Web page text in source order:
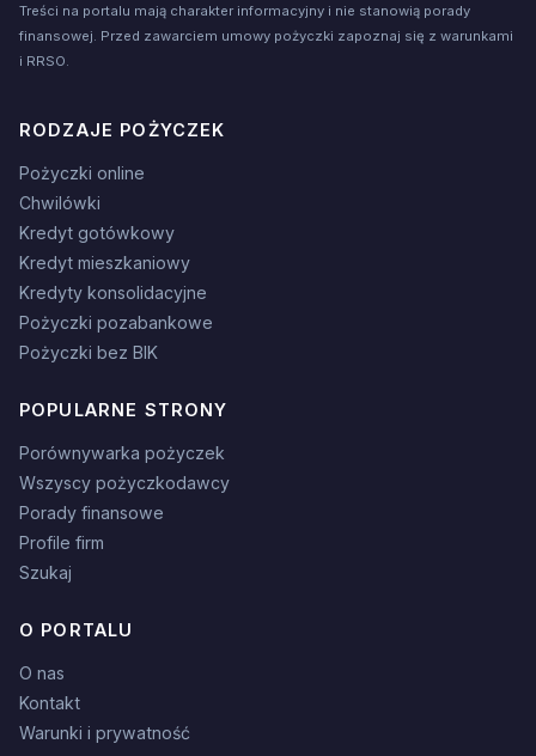
Treści na portalu mają charakter informacyjny i nie stanowią porady
finansowej. Przed zawarciem umowy pożyczki zapoznaj się z warunkami
i RRSO.
RODZAJE POŻYCZEK
Pożyczki online
Chwilówki
Kredyt gotówkowy
Kredyt mieszkaniowy
Kredyty konsolidacyjne
Pożyczki pozabankowe
Pożyczki bez BIK
POPULARNE STRONY
Porównywarka pożyczek
Wszyscy pożyczkodawcy
Porady finansowe
Profile firm
Szukaj
O PORTALU
O nas
Kontakt
Warunki i prywatność